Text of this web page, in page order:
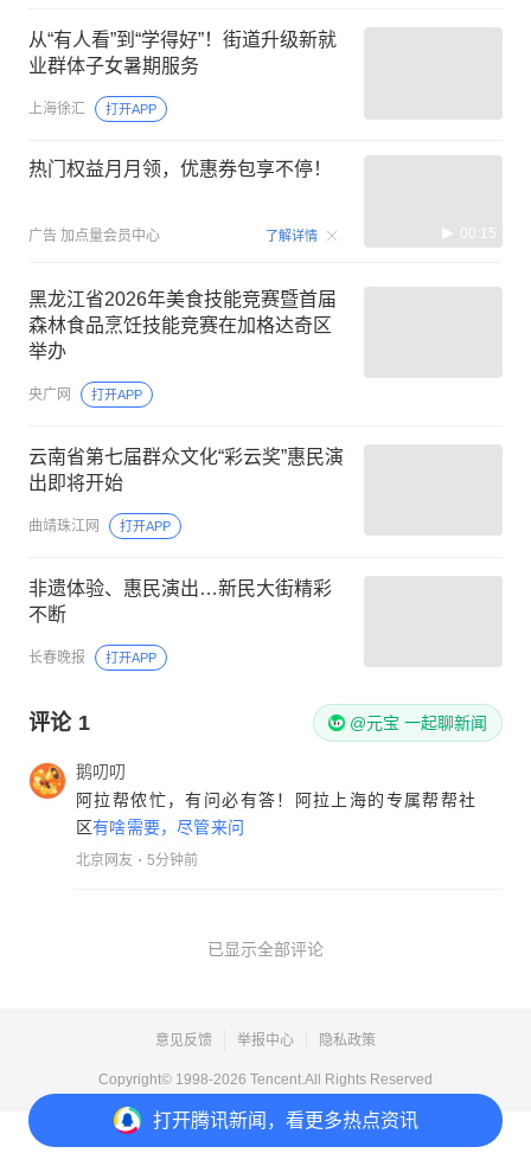
打开腾讯新闻，看更多热点资讯
从“有人看”到“学得好”！街道升级新就
业群体子女暑期服务
上海徐汇 打开APP
热门权益月月领，优惠券包享不停！
广告 加点量会员中心 了解详情 00:15
黑龙江省2026年美食技能竞赛暨首届
森林食品烹饪技能竞赛在加格达奇区
举办
央广网 打开APP
云南省第七届群众文化“彩云奖”惠民演
出即将开始
曲靖珠江网 打开APP
非遗体验、惠民演出…新民大街精彩
不断
长春晚报 打开APP
评论 1 @元宝 一起聊新闻
鹅叨叨
阿拉帮侬忙，有问必有答！阿拉上海的专属帮帮社
区有啥需要，尽管来问
北京网友 5分钟前
已显示全部评论
意见反馈 举报中心 隐私政策
Copyright© 1998-2026 Tencent.All Rights Reserved